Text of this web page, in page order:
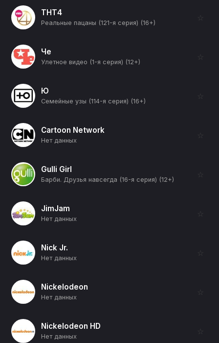
ТНТ4
Реальные пацаны (121-я серия) (16+)
☆
Че
Улетное видео (1-я серия) (12+)
☆
Ю
Семейные узы (114-я серия) (16+)
☆
Cartoon Network
Нет данных
☆
Gulli Girl
Барби. Друзья навсегда (16-я серия) (12+)
☆
JimJam
Нет данных
☆
Nick Jr.
Нет данных
☆
Nickelodeon
Нет данных
☆
Nickelodeon HD
Нет данных
☆